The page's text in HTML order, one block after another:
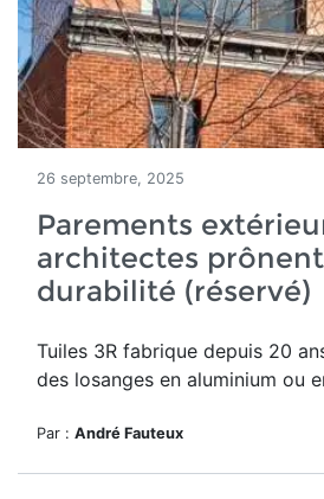
26 septembre, 2025
Parements
architectes
durabilité (réservé)
Tuiles 3R fabrique depuis 20
des losanges en aluminium ou
Par : André Fauteux